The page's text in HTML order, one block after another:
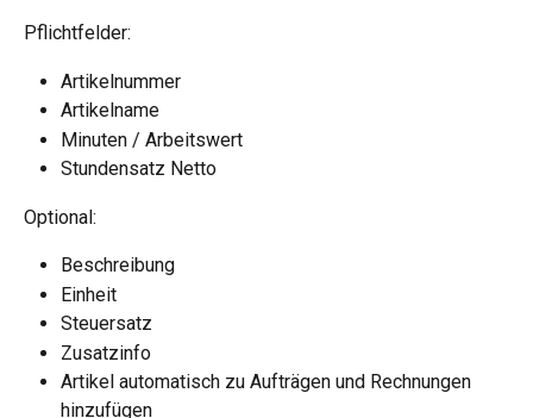
Pflichtfelder:
Artikelnummer
Artikelname
Minuten / Arbeitswert
Stundensatz Netto
Optional:
Beschreibung
Einheit
Steuersatz
Zusatzinfo
Artikel automatisch zu Aufträgen und Rechnungen
hinzufügen